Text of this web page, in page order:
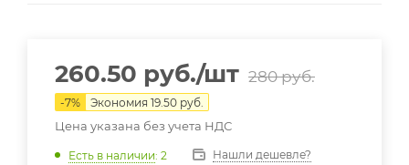
260.50 руб./шт 280руб.
-7% Экономия 19.50 руб.
Цена указана без учета НДС
Есть в наличии: 2 Нашли дешевле?